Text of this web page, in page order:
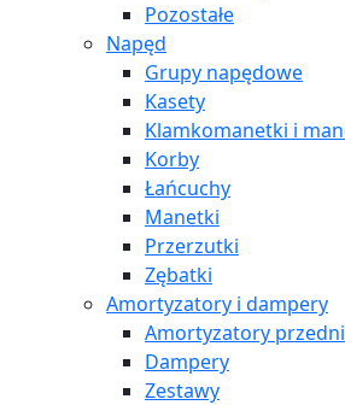
Pozostałe
Napęd
Grupy napędowe
Kasety
Klamkomanetki i
Korby
Łańcuchy
Manetki
Przerzutki
Zębatki
Amortyzatory i dampery
Amortyzatory
Dampery
Zestawy